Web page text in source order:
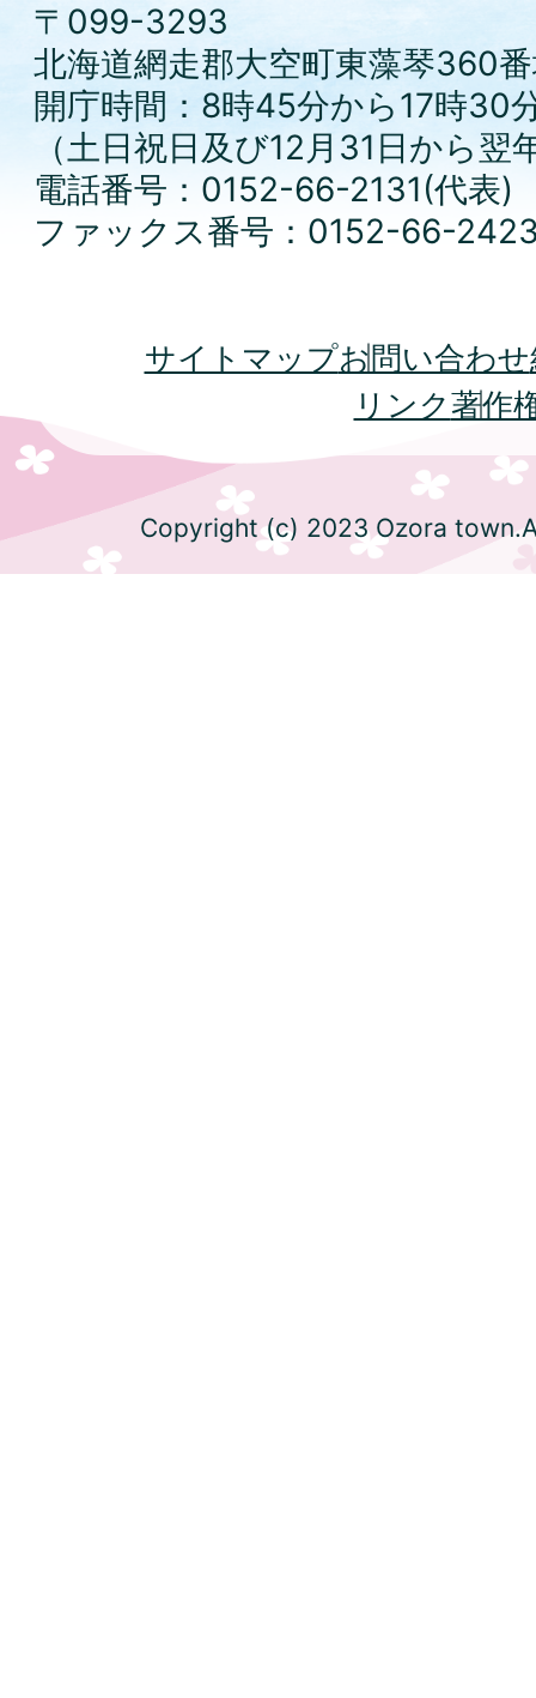
〒099-3293
北海道網走郡大空町東藻琴360
開庁時間：8時45分から17時30
（土日祝日及び12月31日から
電話番号：0152-66-2131(代表)
ファックス番号：0152-66-
サイトマップお問い合わせ
リンク著作
Copyright (c) 2023 Ozora